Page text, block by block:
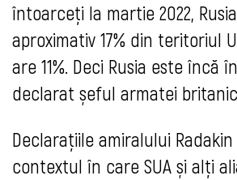
întoarceți la martie 2022,
aproximativ 17% din teritoriul
are 11%. Deci Rusia este încă
declarat șeful armatei
Declarațiile amiralului
contextul în care SUA și alți